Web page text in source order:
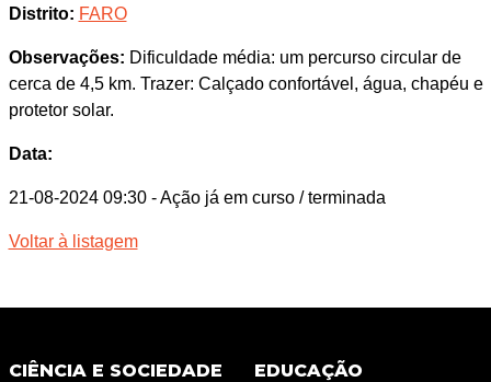
Distrito: FARO
Observações: Dificuldade média: um percurso circular de
cerca de 4,5 km. Trazer: Calçado confortável, água, chapéu e
protetor solar.
Data:
21-08-2024 09:30 - Ação já em curso / terminada
Voltar à listagem
CIÊNCIA E SOCIEDADE EDUCAÇÃO